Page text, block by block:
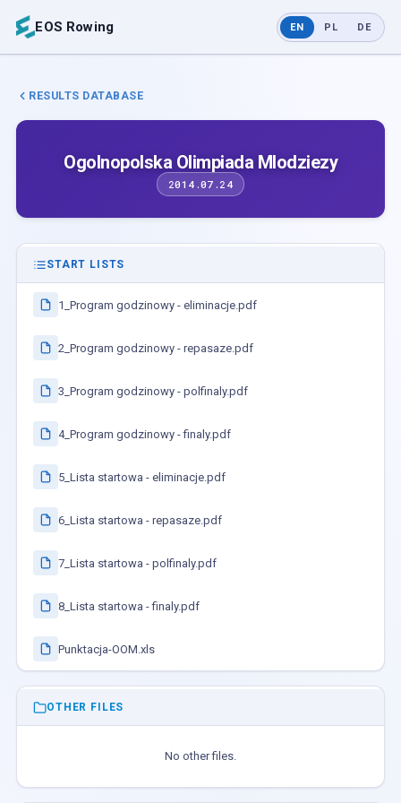
EOS Rowing EN PL DE
RESULTS DATABASE
Ogolnopolska Olimpiada Mlodziezy
2014.07.24
START LISTS
1_Program godzinowy - eliminacje.pdf
2_Program godzinowy - repasaze.pdf
3_Program godzinowy - polfinaly.pdf
4_Program godzinowy - finaly.pdf
5_Lista startowa - eliminacje.pdf
6_Lista startowa - repasaze.pdf
7_Lista startowa - polfinaly.pdf
8_Lista startowa - finaly.pdf
Punktacja-OOM.xls
OTHER FILES
No other files.